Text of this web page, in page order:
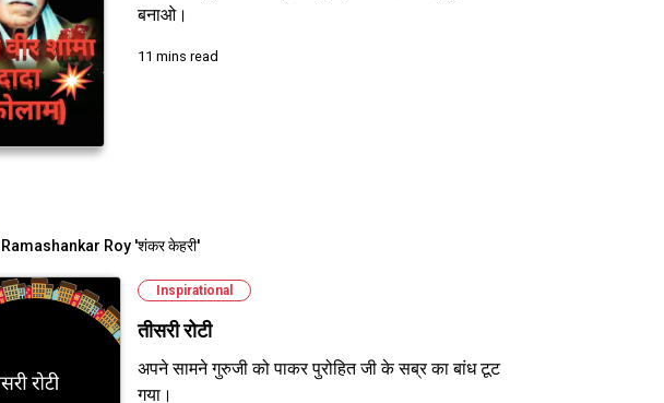
बनाओ।
11 mins read
Ramashankar Roy 'शंकर केहरी'
Inspirational
तीसरी रोटी
अपने सामने गुरुजी को पाकर पुरोहित जी के सब्र का बांध टूट
गया।